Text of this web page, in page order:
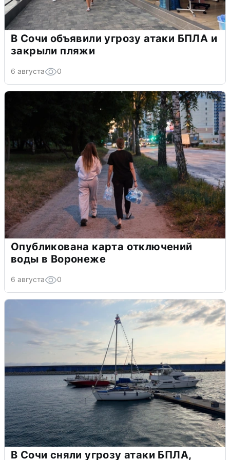
В Сочи объявили угрозу атаки БПЛА и
закрыли пляжи
6 августа 0
Опубликована карта отключений
воды в Воронеже
6 августа 0
В Сочи сняли угрозу атаки БПЛА,